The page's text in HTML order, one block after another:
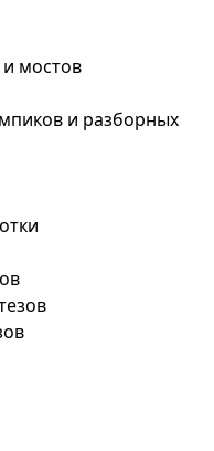
мостов
и разборных